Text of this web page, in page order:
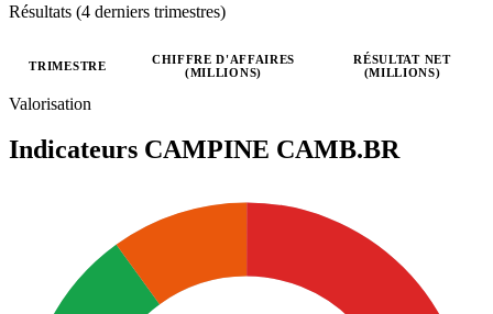
Résultats (4 derniers trimestres)
Valeurs trimestrielles en millions (euro)
TRIMESTRE
CHIFFRE D'AFFAIRES
(MILLIONS)
RÉSULTAT NET
(MILLIONS)
Valorisation
Indicateurs CAMPINE CAMB.BR